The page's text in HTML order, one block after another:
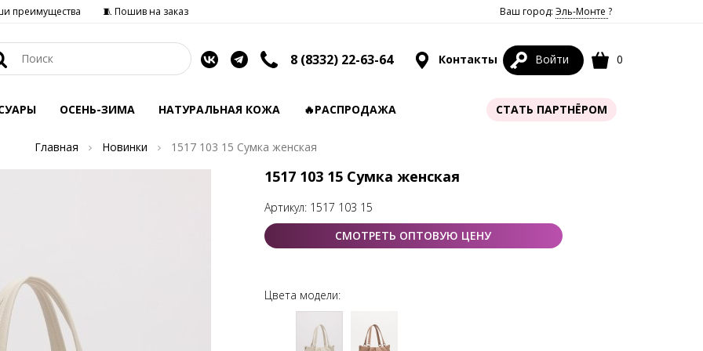
преимущества 🧵 Пошив на заказ Ваш город: Эль-Монте ?
8 (8332) 22-63-64 Контакты Войти 0
ОСЕНЬ-ЗИМА НАТУРАЛЬНАЯ КОЖА 🔥РАСПРОДАЖА СТАТЬ ПАРТНЁРОМ
Главная Новинки 1517 103 15 Сумка женская
1517 103 15 Сумка женская
Артикул: 1517 103 15
СМОТРЕТЬ ОПТОВУЮ ЦЕНУ
Цвета модели: